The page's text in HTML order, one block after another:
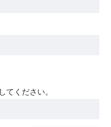
てください。